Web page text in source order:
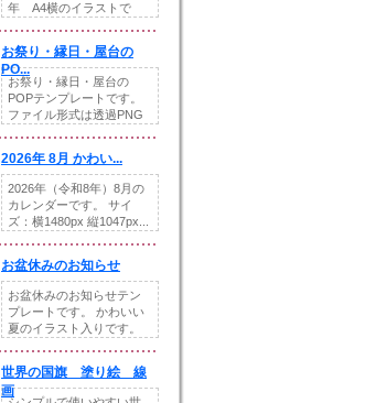
年 A4横のイラストで
お祭り・縁日・屋台の
PO...
お祭り・縁日・屋台の
POPテンプレートです。
ファイル形式は透過PNG
2026年 8月 かわい...
2026年（令和8年）8月の
カレンダーです。 サイ
ズ：横1480px 縦1047px...
お盆休みのお知らせ
お盆休みのお知らせテン
プレートです。 かわいい
夏のイラスト入りです。
世界の国旗 塗り絵 線
画